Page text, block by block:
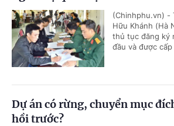
(Chinhphu.vn) -
Hữu Khánh (Hà
thủ tục đăng ký
đầu và được
Dự án có rừng, chuyển mục
hồi trước?